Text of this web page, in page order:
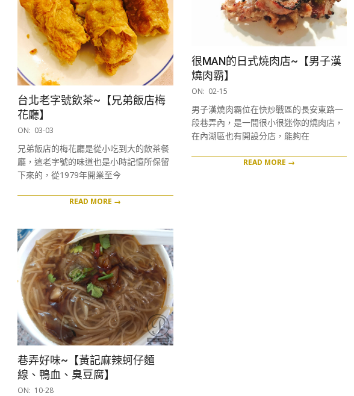
台北老字號飲茶~【兄弟飯店梅
花廳】
2017-
03
ON: 03-03
兄弟飯店的梅花廳是從小吃到大的飲茶餐
廳，這老字號的味道也是小時記憶所保留
下來的，從1979年開業至今
READ MORE →
很MAN的日式燒肉店~【男子漢
燒肉霸】
2017-
15
ON: 02-15
男子漢燒肉霸位在快炒戰區的長安東路一
段巷弄內，是一間很小很迷你的燒肉店，
在內湖區也有開設分店，能夠在
READ MORE →
巷弄好味~【黃記麻辣蚵仔麵
線、鴨血、臭豆腐】
2016-
ON: 10-28